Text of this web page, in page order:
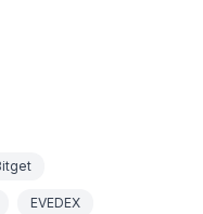
EVEDEX